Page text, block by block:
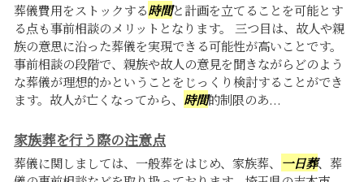
葬儀費用をストックする時間と計画を立てることを可能とす
る点も事前相談のメリットとなります。 三つ目は、故人や親
族の意思に沿った葬儀を実現できる可能性が高いことです。
事前相談の段階で、親族や故人の意見を聞きながらどのよう
な葬儀が理想的かということをじっくり検討することができ
ます。故人が亡くなってから、 時間的制限のあ...
家族葬を行う際の注意点
葬儀に関しましては、一般葬をはじめ、家族葬、 一日葬、葬